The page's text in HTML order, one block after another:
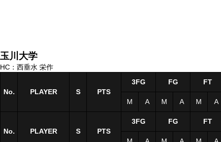
玉川大学
HC：西垂水 栄作
No. PLAYER S
No. PLAYER S
No. PLAYER S PTS
3FG FG FT
M A M A M A
No. PLAYER S PTS
3FG FG FT